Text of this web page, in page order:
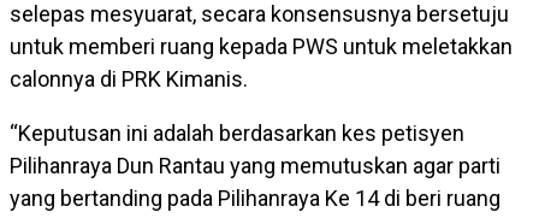
selepas mesyuarat, secara konsensusnya bersetuju
untuk memberi ruang kepada PWS untuk meletakkan
calonnya di PRK Kimanis.
“Keputusan ini adalah berdasarkan kes petisyen
Pilihanraya Dun Rantau yang memutuskan agar parti
yang bertanding pada Pilihanraya Ke 14 di beri ruang